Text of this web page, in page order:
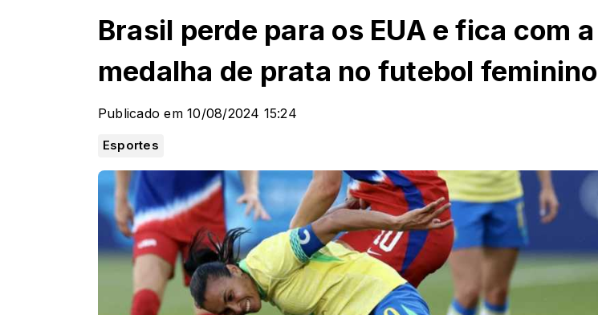
Brasil perde para os EUA e fica com a
medalha de prata no futebol feminino
Publicado em 10/08/2024 15:24
Esportes